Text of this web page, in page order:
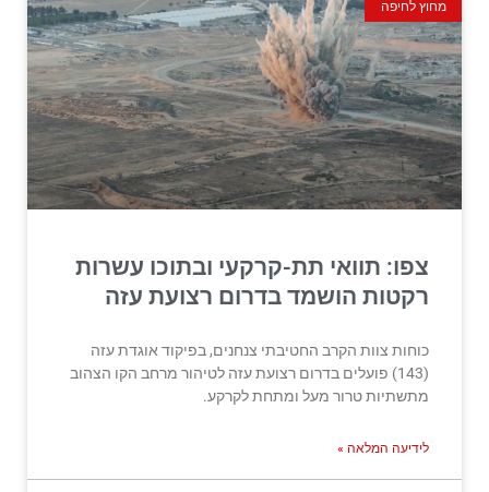
מחוץ לחיפה
צפו: תוואי תת-קרקעי ובתוכו עשרות
רקטות הושמד בדרום רצועת עזה
כוחות צוות הקרב החטיבתי צנחנים, בפיקוד אוגדת עזה
(143) פועלים בדרום רצועת עזה לטיהור מרחב הקו הצהוב
מתשתיות טרור מעל ומתחת לקרקע.
לידיעה המלאה »